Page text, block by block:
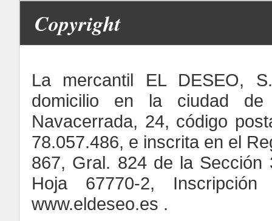
Copyright
La mercantil EL DESEO,
domicilio en la ciudad de
Navacerrada, 24, código
78.057.486, e inscrita en el
867, Gral. 824 de la Sección
Hoja 67770-2,
www.eldeseo.es .